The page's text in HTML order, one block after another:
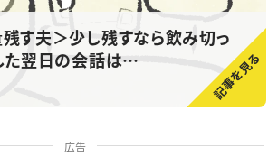
す夫＞少し残すなら飲み切っ
た翌日の会話は…
広告